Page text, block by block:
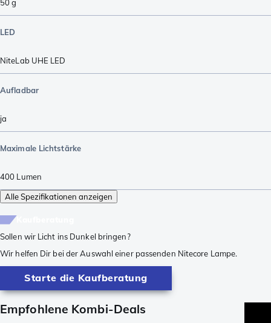
50g
LED
NiteLab UHE LED
Aufladbar
ja
Maximale Lichtstärke
400 Lumen
Alle Spezifikationen anzeigen
Sollen wir Licht ins Dunkel bringen?
Wir helfen Dir bei der Auswahl einer passenden Nitecore Lampe.
Starte die Kaufberatung
Empfohlene Kombi-Deals